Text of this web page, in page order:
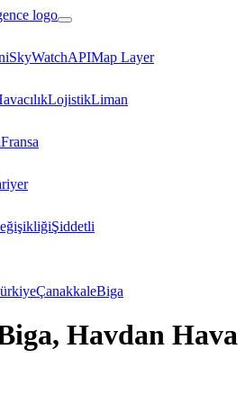
SkyWatchAPIMap Layer
LojistikLiman
Fransa
Şiddetli
ÇanakkaleBiga
Havdan Hava